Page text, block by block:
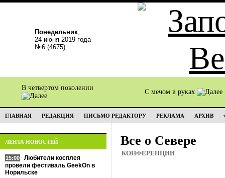
Понедельник,
24 июня 2019 года
№6 (4675)
В четвертом поколении
С мечом в руках
ГЛАВНАЯ РЕДАКЦИЯ ПИСЬМО РЕДАКТОРУ РЕКЛАМА АРХИВ
ЛЕНТА НОВОСТЕЙ
15:00
Любители косплея
провели фестиваль GeekOn в
Норильске
Все о Севере
КОНФЕРЕНЦИИ